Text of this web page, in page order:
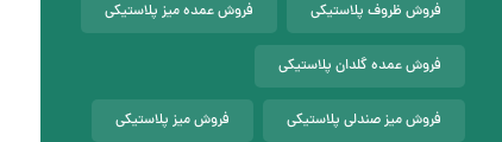
فروش ظروف پلاستیکی فروش عمده میز پلاستیکی
فروش عمده گلدان پلاستیکی
فروش میز صندلی پلاستیکی فروش میز پلاستیکی